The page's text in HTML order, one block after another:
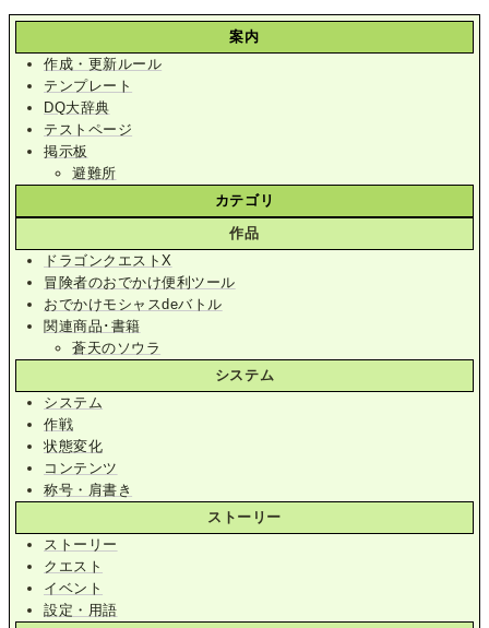
案内
作成・更新ルール
テンプレート
DQ大辞典
テストページ
掲示板
避難所
カテゴリ
作品
ドラゴンクエストX
冒険者のおでかけ便利ツール
おでかけモシャスdeバトル
関連商品･書籍
蒼天のソウラ
システム
システム
作戦
状態変化
コンテンツ
称号・肩書き
ストーリー
ストーリー
クエスト
イベント
設定・用語